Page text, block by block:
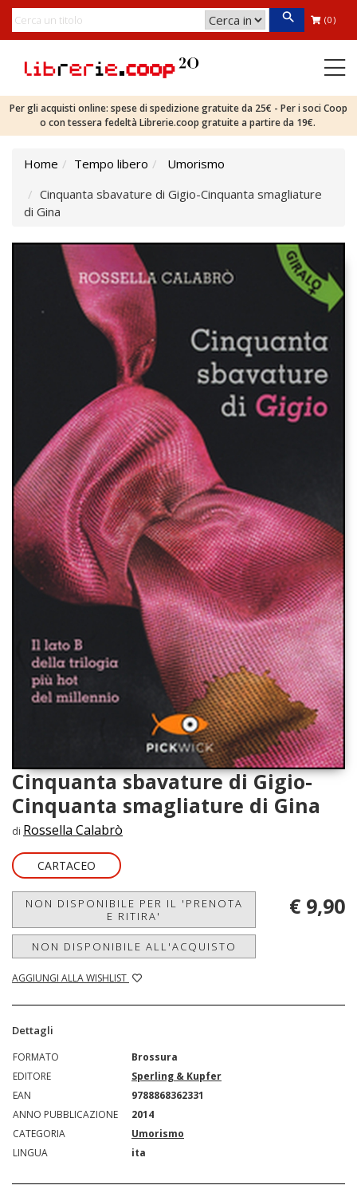
(0)
Per gli acquisti online: spese di spedizione gratuite da 25€ - Per i soci Coop
o con tessera fedeltà Librerie.coop gratuite a partire da 19€.
Home Tempo libero
Umorismo
Cinquanta sbavature di Gigio-Cinquanta smagliature
di Gina
Cinquanta sbavature di Gigio-
Cinquanta smagliature di Gina
di Rossella Calabrò
CARTACEO
NON DISPONIBILE PER IL 'PRENOTA
E RITIRA'
NON DISPONIBILE ALL'ACQUISTO
AGGIUNGI ALLA WISHLIST
€ 9,90
Dettagli
FORMATO
Brossura
EDITORE
Sperling & Kupfer
EAN
9788868362331
ANNO PUBBLICAZIONE
2014
CATEGORIA
Umorismo
LINGUA
ita